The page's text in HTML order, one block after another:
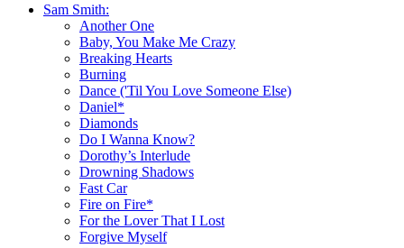
Sam Smith:
Another One
Baby, You Make Me Crazy
Breaking Hearts
Burning
Dance ('Til You Love Someone Else)
Daniel*
Diamonds
Do I Wanna Know?
Dorothy’s Interlude
Drowning Shadows
Fast Car
Fire on Fire*
For the Lover That I Lost
Forgive Myself